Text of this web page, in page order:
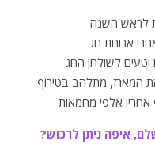
לראש השנה
ארוחת חג
לשולחן החג
המארז, מתלהב בטירוף.
אלפי מחמאות
איפה ניתן לרכוש?